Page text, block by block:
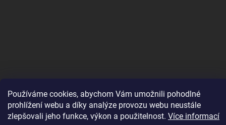
Používáme cookies, abychom Vám umožnili pohodlné
prohlížení webu a díky analýze provozu webu neustále
zlepšovali jeho funkce, výkon a použitelnost. Více informací
Copyright 2026 SCHMINKA . Všechna práva vyhrazena.
Upravit nastavení
cookies